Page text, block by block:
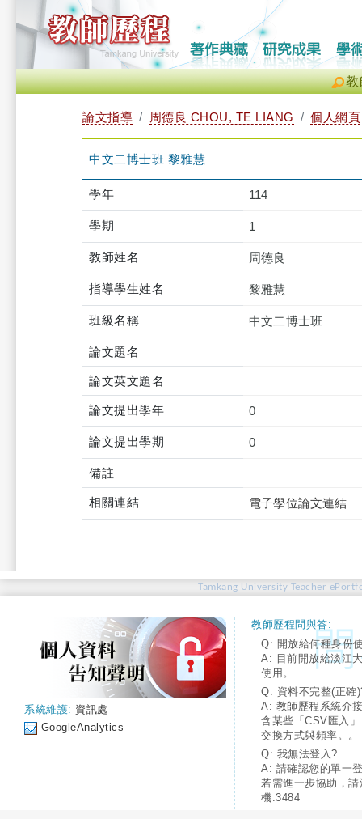
教
論文指導 周德良 CHOU, TE LIANG 個人網頁
中文二博士班 黎雅慧
學年 114
學期 1
教師姓名 周德良
指導學生姓名 黎雅慧
班級名稱 中文二博士班
論文題名
論文英文題名
論文提出學年 0
論文提出學期 0
備註
相關連結 電子學位論文連結
Tamkang University Teacher
系統維護: 資訊處
GoogleAnalytics
教師歷程問與答:
Q: 開放給何種身份
A: 目前開放給淡江
使用。
Q: 資料不完整(正確
A: 教師歷程系統介
含某些「CSV匯入
交換方式與頻率。。
Q: 我無法登入?
A: 請確認您的單一
若需進一步協助，
機:3484